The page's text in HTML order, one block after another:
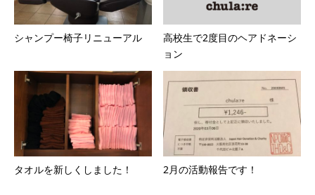
シャンプー椅子リニューアル
高校生で2度目のヘアドネーシ
ョン
タオルを新しくしました！ 2月の活動報告です！